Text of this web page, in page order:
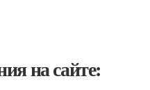
на сайте: